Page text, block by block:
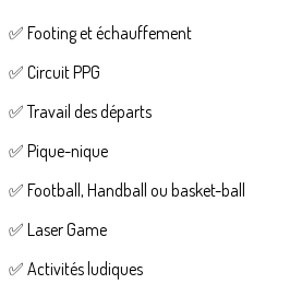
✅ Footing et échauffement
✅ Circuit PPG
✅ Travail des départs
✅ Pique-nique
✅ Football, Handball ou basket-ball
✅ Laser Game
✅ Activités ludiques